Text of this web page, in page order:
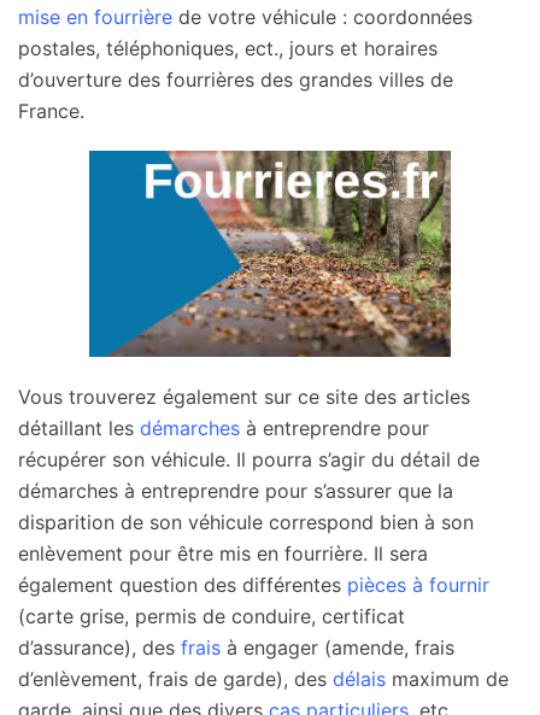
mise en fourrière de votre véhicule : coordonnées
postales, téléphoniques, ect., jours et horaires
d’ouverture des fourrières des grandes villes de
France.
Vous trouverez également sur ce site des articles
détaillant les démarches à entreprendre pour
récupérer son véhicule. Il pourra s’agir du détail de
démarches à entreprendre pour s’assurer que la
disparition de son véhicule correspond bien à son
enlèvement pour être mis en fourrière. Il sera
également question des différentes pièces à fournir
(carte grise, permis de conduire, certificat
d’assurance), des frais à engager (amende, frais
d’enlèvement, frais de garde), des délais maximum de
garde, ainsi que des divers cas particuliers, etc.